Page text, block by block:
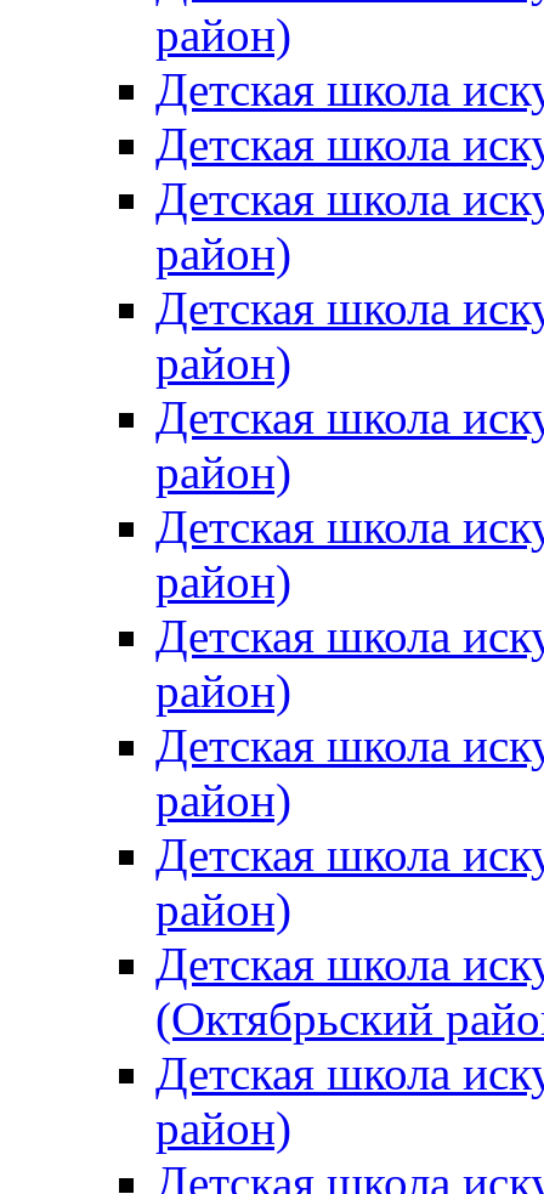
район)
Детская школа
Детская школа
Детская школа
район)
Детская школа
район)
Детская школа
район)
Детская школа
район)
Детская школа
район)
Детская школа
район)
Детская школа
район)
Детская школа
(Октябрьский
Детская школа
район)
Детская школа